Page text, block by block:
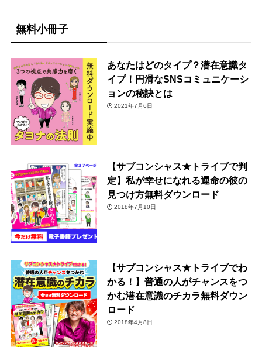
無料小冊子
あなたはどのタイプ？潜在意識タ
イプ！円滑なSNSコミュニケーシ
ョンの秘訣とは
2021年7月6日
【サブコンシャス★トライブで判
定】私が幸せになれる運命の彼の
見つけ方無料ダウンロード
2018年7月10日
【サブコンシャス★トライブでわ
かる！】普通の人がチャンスをつ
かむ潜在意識のチカラ無料ダウン
ロード
2018年4月8日